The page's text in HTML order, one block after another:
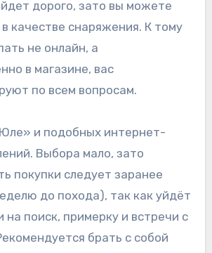
дорого, зато вы можете
качестве снаряжения. К тому
не онлайн, а
в магазине, вас
по всем вопросам.
Выбора мало, зато
покупки следует заранее
до похода), так как уйдёт
на поиск, примерку и встречи с
брать с собой